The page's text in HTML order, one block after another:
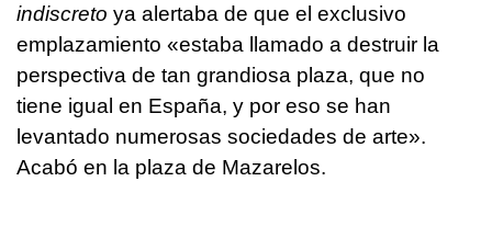
indiscreto ya alertaba de que el exclusivo
emplazamiento «estaba llamado a destruir la
perspectiva de tan grandiosa plaza, que no
tiene igual en España, y por eso se han
levantado numerosas sociedades de arte».
Acabó en la plaza de Mazarelos.